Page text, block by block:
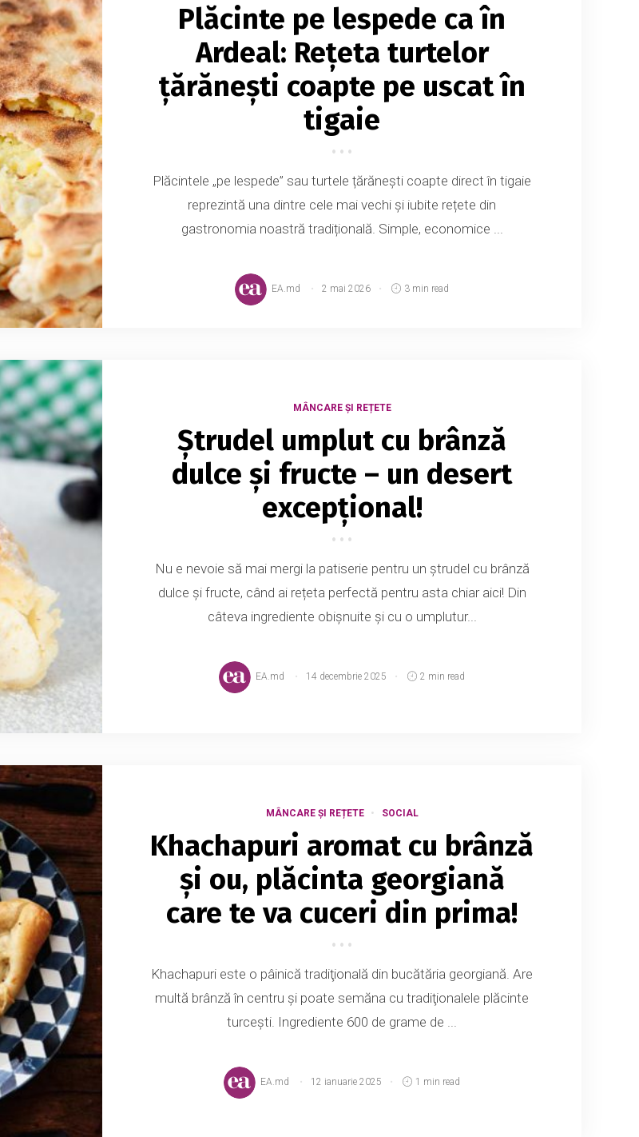
Plăcinte pe lespede ca în
Ardeal: Rețeta turtelor
țărănești coapte pe uscat în
tigaie
Plăcintele „pe lespede” sau turtele țărănești coapte direct în tigaie
reprezintă una dintre cele mai vechi și iubite rețete din
gastronomia noastră tradițională. Simple, economice ...
EA.md 2 mai 2026 3 min read
MÂNCARE ȘI REȚETE
Ștrudel umplut cu brânză
dulce și fructe – un desert
excepțional!
Nu e nevoie să mai mergi la patiserie pentru un ștrudel cu brânză
dulce și fructe, când ai rețeta perfectă pentru asta chiar aici! Din
câteva ingrediente obișnuite și cu o umplutur...
EA.md 14 decembrie 2025 2 min read
MÂNCARE ȘI REȚETE SOCIAL
Khachapuri aromat cu brânză
și ou, plăcinta georgiană
care te va cuceri din prima!
Khachapuri este o pâinică tradiţională din bucătăria georgiană. Are
multă brânză în centru şi poate semăna cu tradiţionalele plăcinte
turceşti. Ingrediente 600 de grame de ...
EA.md 12 ianuarie 2025 1 min read